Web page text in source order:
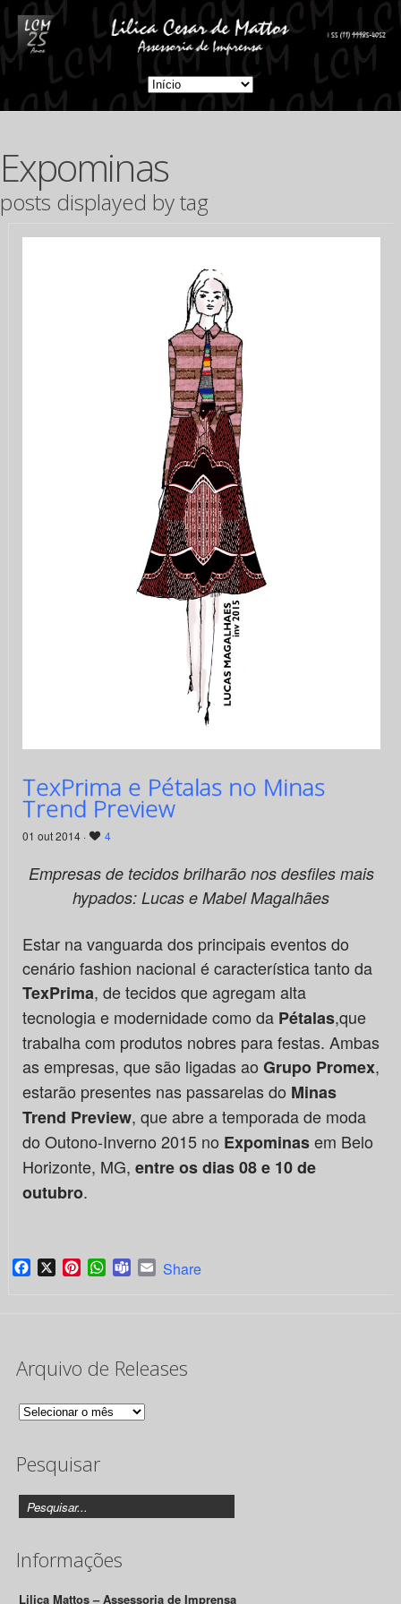
Expominas
posts displayed by tag
TexPrima e Pétalas no Minas
Trend Preview
01 out 2014 · 4
Empresas de tecidos brilharão nos desfiles mais
hypados: Lucas e Mabel Magalhães
Estar na vanguarda dos principais eventos do
cenário fashion nacional é característica tanto da
TexPrima, de tecidos que agregam alta
tecnologia e modernidade como da Pétalas,que
trabalha com produtos nobres para festas. Ambas
as empresas, que são ligadas ao Grupo Promex,
estarão presentes nas passarelas do Minas
Trend Preview, que abre a temporada de moda
do Outono-Inverno 2015 no Expominasem Belo
Horizonte, MG, entre os dias 08 e 10 de
outubro.
Facebook
X PinterestWhatsApp
TeamsEmail
Share
Arquivo de Releases
Arquivo
Releases
Pesquisar
Informações
Lilica Mattos – Assessoria de Imprensa